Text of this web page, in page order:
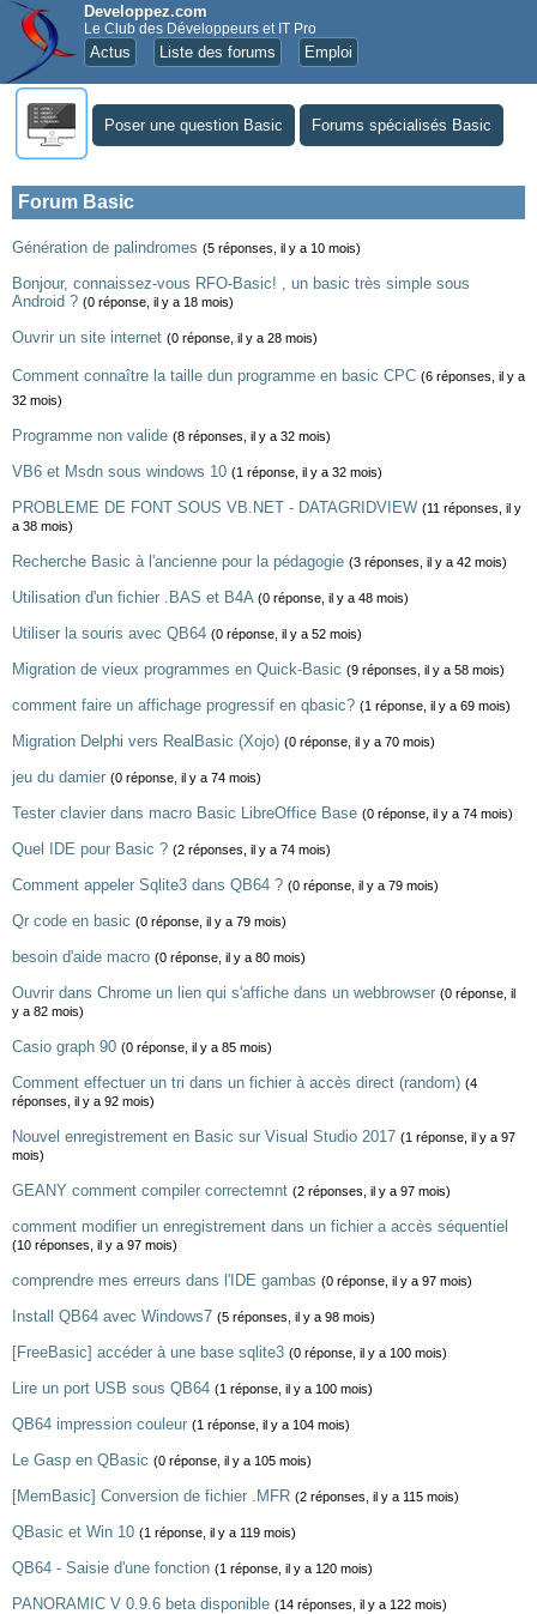
Developpez.com
Le Club des Développeurs et IT Pro
Actus Liste des forums Emploi
Poser une question Basic Forums spécialisés Basic
Forum Basic
Génération de palindromes (5 réponses, il y a 10 mois)
Bonjour, connaissez-vous RFO-Basic! , un basic très simple sous
Android ? (0 réponse, il y a 18 mois)
Ouvrir un site internet (0 réponse, il y a 28 mois)
Comment connaître la taille dun programme en basic CPC (6 réponses, il y a
32 mois)
Programme non valide (8 réponses, il y a 32 mois)
VB6 et Msdn sous windows 10 (1 réponse, il y a 32 mois)
PROBLEME DE FONT SOUS VB.NET - DATAGRIDVIEW (11 réponses, il y
a 38 mois)
Recherche Basic à l'ancienne pour la pédagogie (3 réponses, il y a 42 mois)
Utilisation d'un fichier .BAS et B4A (0 réponse, il y a 48 mois)
Utiliser la souris avec QB64 (0 réponse, il y a 52 mois)
Migration de vieux programmes en Quick-Basic (9 réponses, il y a 58 mois)
comment faire un affichage progressif en qbasic? (1 réponse, il y a 69 mois)
Migration Delphi vers RealBasic (Xojo) (0 réponse, il y a 70 mois)
jeu du damier (0 réponse, il y a 74 mois)
Tester clavier dans macro Basic LibreOffice Base (0 réponse, il y a 74 mois)
Quel IDE pour Basic ? (2 réponses, il y a 74 mois)
Comment appeler Sqlite3 dans QB64 ? (0 réponse, il y a 79 mois)
Qr code en basic (0 réponse, il y a 79 mois)
besoin d'aide macro (0 réponse, il y a 80 mois)
Ouvrir dans Chrome un lien qui s'affiche dans un webbrowser (0 réponse, il
y a 82 mois)
Casio graph 90 (0 réponse, il y a 85 mois)
Comment effectuer un tri dans un fichier à accès direct (random) (4
réponses, il y a 92 mois)
Nouvel enregistrement en Basic sur Visual Studio 2017 (1 réponse, il y a 97
mois)
GEANY comment compiler correctemnt (2 réponses, il y a 97 mois)
comment modifier un enregistrement dans un fichier a accès séquentiel
(10 réponses, il y a 97 mois)
comprendre mes erreurs dans l'IDE gambas (0 réponse, il y a 97 mois)
Install QB64 avec Windows7 (5 réponses, il y a 98 mois)
[FreeBasic] accéder à une base sqlite3 (0 réponse, il y a 100 mois)
Lire un port USB sous QB64 (1 réponse, il y a 100 mois)
QB64 impression couleur (1 réponse, il y a 104 mois)
Le Gasp en QBasic (0 réponse, il y a 105 mois)
[MemBasic] Conversion de fichier .MFR (2 réponses, il y a 115 mois)
QBasic et Win 10 (1 réponse, il y a 119 mois)
QB64 - Saisie d'une fonction (1 réponse, il y a 120 mois)
PANORAMIC V 0.9.6 beta disponible (14 réponses, il y a 122 mois)